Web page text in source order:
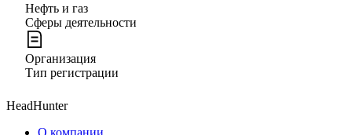
Нефть и газ
Сферы деятельности
Организация
Тип регистрации
HeadHunter
О компании